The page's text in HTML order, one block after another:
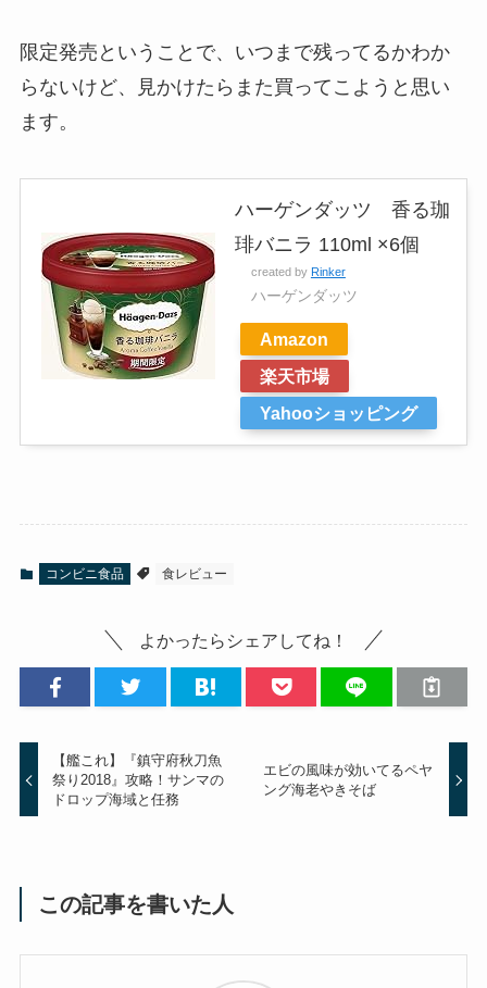
限定発売ということで、いつまで残ってるかわか
らないけど、見かけたらまた買ってこようと思い
ます。
ハーゲンダッツ 香る珈
琲バニラ 110ml ×6個
created by Rinker
ハーゲンダッツ
Amazon
楽天市場
Yahooショッピング
コンビニ食品 食レビュー
よかったらシェアしてね！
【艦これ】『鎮守府秋刀魚
祭り2018』攻略！サンマの
ドロップ海域と任務
エビの風味が効いてるペヤ
ング海老やきそば
この記事を書いた人